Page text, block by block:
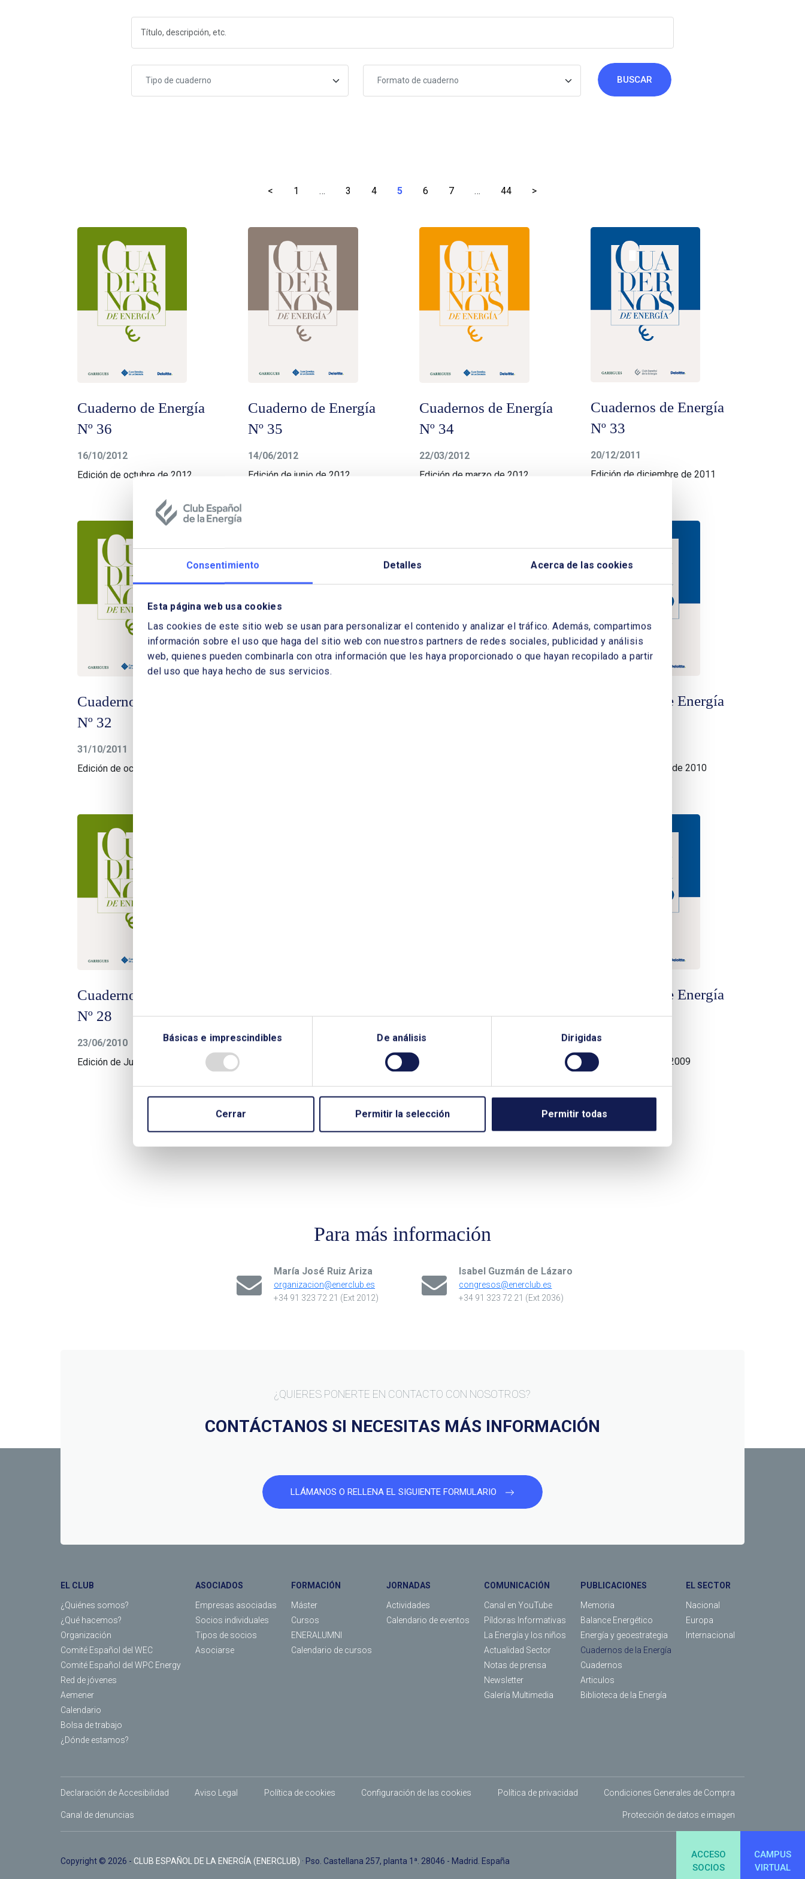
Consentimiento Detalles Acerca de las cookies
Esta página web usa cookies
Las cookies de este sitio web se usan para personalizar el contenido y analizar el tráfico. Además, compartimos
información sobre el uso que haga del sitio web con nuestros partners de redes sociales, publicidad y análisis
web, quienes pueden combinarla con otra información que les haya proporcionado o que hayan recopilado a partir
del uso que haya hecho de sus servicios.
Básicas e imprescindibles De análisis Dirigidas
Cerrar Permitir la selección Permitir todas
Tipo de cuaderno Formato de cuaderno BUSCAR
entradas
< 1 … 3 4 5 6 7 … 44 >
Cuaderno de Energía
Nº 36
16/10/2012
Edición de octubre de 2012
Cuaderno de Energía
Nº 35
14/06/2012
Edición de junio de 2012
Cuadernos de Energía
Nº 34
22/03/2012
Edición de marzo de 2012
Cuadernos de Energía
Nº 33
20/12/2011
Edición de diciembre de 2011
Cuadernos de Energía
Nº 32
31/10/2011
Edición de octubre de 2011
Cuadernos de Energía
Edición de Octubre de 2010
Cuadernos de Energía
Nº 28
23/06/2010
Edición de Junio de 2010
Nº 27
16/02/2010
Nº 26
02/11/2009
Edición de Octubre de 2009
Cuadernos de Energía
Nº 25
16/07/2009
Edición de julio de 2009
Paginación
< 1 … 3 4 5 6 7 … 44 >
Para más información
María José Ruiz Ariza
organizacion@enerclub.es
+34 91 323 72 21 (Ext 2012)
Isabel Guzmán de Lázaro
congresos@enerclub.es
+34 91 323 72 21 (Ext 2036)
¿QUIERES PONERTE EN CONTACTO CON NOSOTROS?
CONTÁCTANOS SI NECESITAS MÁS INFORMACIÓN
LLÁMANOS O RELLENA EL SIGUIENTE FORMULARIO
EL CLUB
¿Quiénes somos?
¿Qué hacemos?
Organización
Comité Español del WEC
Comité Español del WPC Energy
Red de jóvenes
Aemener
Calendario
Bolsa de trabajo
¿Dónde estamos?
ASOCIADOS
Empresas asociadas
Socios individuales
Tipos de socios
Asociarse
FORMACIÓN
Máster
Cursos
ENERALUMNI
Calendario de cursos
JORNADAS
Actividades
Calendario de eventos
COMUNICACIÓN
Canal en YouTube
Píldoras Informativas
La Energía y los niños
Actualidad Sector
Notas de prensa
Newsletter
Galería Multimedia
PUBLICACIONES
Memoria
Balance Energético
Energía y geoestrategia
Cuadernos de la Energía
Cuadernos
Articulos
Biblioteca de la Energía
EL SECTOR
Nacional
Europa
Internacional
Declaración de Accesibilidad Aviso Legal Política de cookies Configuración de las cookies Política de privacidad Condiciones Generales de Compra
Canal de denuncias Protección de datos e imagen
Copyright © 2026 - CLUB ESPAÑOL DE LA ENERGÍA (ENERCLUB) · Pso. Castellana 257, planta 1ª. 28046 - Madrid. España
ACCESO
SOCIOS
CAMPUS
VIRTUAL